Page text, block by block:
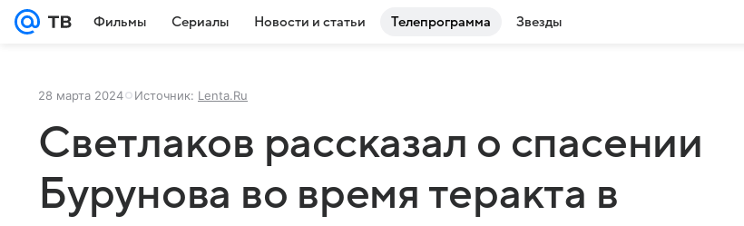
Фильмы Сериалы Новости и статьи Телепрограмма Звезды
28 марта 2024 Источник: Lenta.Ru
Светлаков рассказал о спасении
Бурунова во время теракта в